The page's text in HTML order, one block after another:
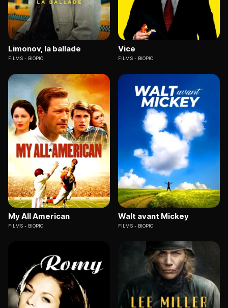
Limonov, la ballade
FILMS BIOPIC
Vice
FILMS BIOPIC
My All American
FILMS BIOPIC
Walt avant Mickey
FILMS BIOPIC